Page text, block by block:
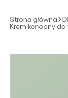
Strona główna
Krem konopny do